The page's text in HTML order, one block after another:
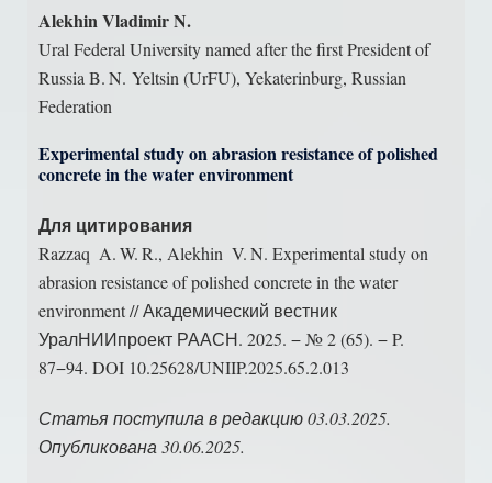
Alekhin Vladimir N.
Ural Federal University named after the first President of
Russia B. N. Yeltsin (UrFU), Yekaterinburg, Russian
Federation
Experimental study on abrasion resistance of polished
concrete in the water environment
Для цитирования
Razzaq A. W. R., Alekhin V. N. Experimental study on
abrasion resistance of polished concrete in the water
environment // Академический вестник
УралНИИпроект РААСН. 2025. − № 2 (65). − P.
87−94. DOI 10.25628/UNIIP.2025.65.2.013
Статья поступила в редакцию 03.03.2025.
Опубликована 30.06.2025.